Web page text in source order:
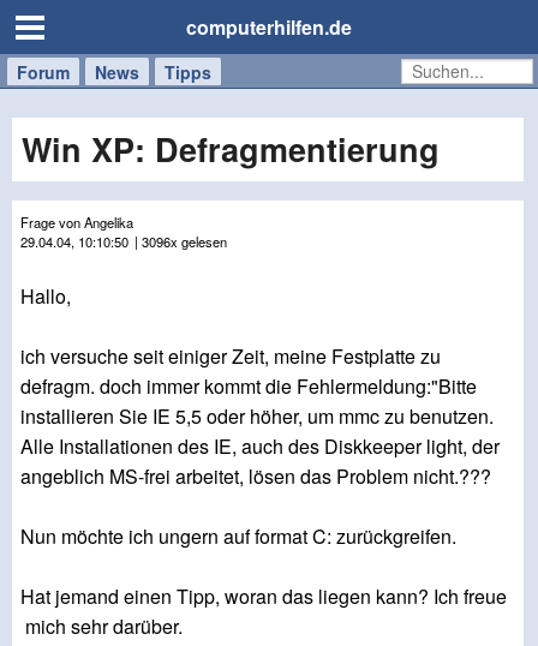
computerhilfen.de
Forum News Tipps
Handy
Tablet
Windows
Mac
Win XP: Defragmentierung
Frage von Angelika
29.04.04, 10:10:50 | 3096x gelesen
Hallo,
ich versuche seit einiger Zeit, meine Festplatte zu
defragm. doch immer kommt die Fehlermeldung:"Bitte
installieren Sie IE 5,5 oder höher, um mmc zu benutzen.
Alle Installationen des IE, auch des Diskkeeper light, der
angeblich MS-frei arbeitet, lösen das Problem nicht.???
Nun möchte ich ungern auf format C: zurückgreifen.
Hat jemand einen Tipp, woran das liegen kann? Ich freue
mich sehr darüber.